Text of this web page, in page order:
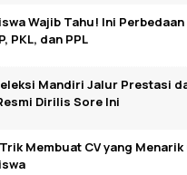
Wajib Tahu! Ini Perbedaan
PKL, dan PPL
Mandiri Jalur Prestasi
Dirilis Sore Ini
Membuat CV yang